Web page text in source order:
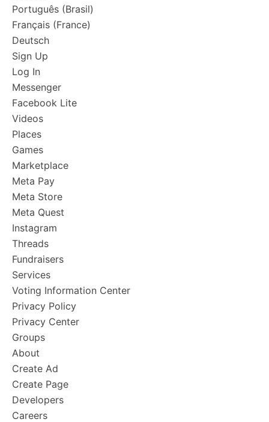
Português (Brasil)
Français (France)
Deutsch
Sign Up
Log In
Messenger
Facebook Lite
Videos
Places
Games
Marketplace
Meta Pay
Meta Store
Meta Quest
Instagram
Threads
Fundraisers
Services
Voting Information Center
Privacy Policy
Privacy Center
Groups
About
Create Ad
Create Page
Developers
Careers